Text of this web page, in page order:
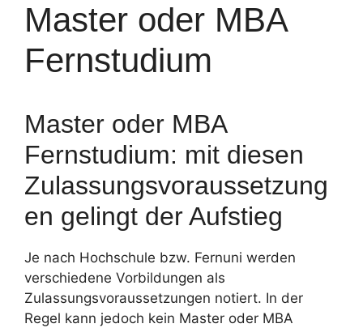
Master oder MBA
Fernstudium
Master oder MBA
Fernstudium: mit diesen
Zulassungsvoraussetzung
en gelingt der Aufstieg
Je nach Hochschule bzw. Fernuni werden
verschiedene Vorbildungen als
Zulassungsvoraussetzungen notiert. In der
Regel kann jedoch kein Master oder MBA